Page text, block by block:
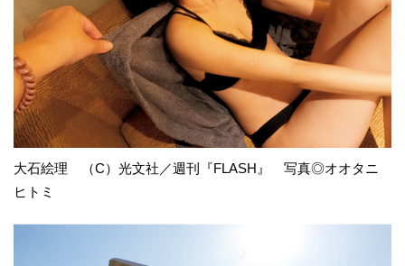
大石絵理 （C）光文社／週刊『FLASH』 写真◎オオタニ
ヒトミ